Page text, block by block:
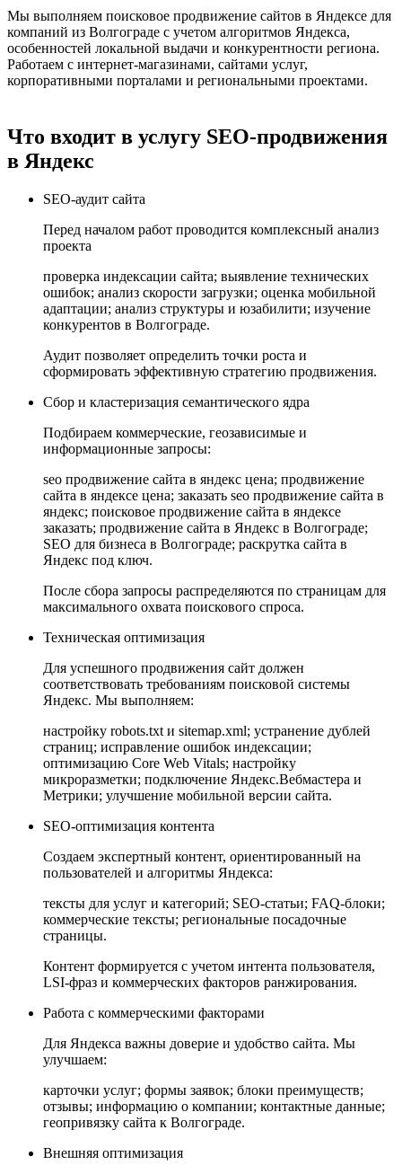
Мы выполняем поисковое продвижение сайтов в Яндексе для
компаний из Волгограде с учетом алгоритмов Яндекса,
особенностей локальной выдачи и конкурентности региона.
Работаем с интернет-магазинами, сайтами услуг,
корпоративными порталами и региональными проектами.
Что входит в услугу SEO-продвижения
в Яндекс
SEO-аудит сайта
Перед началом работ проводится комплексный анализ
проекта
проверка индексации сайта; выявление технических
ошибок; анализ скорости загрузки; оценка мобильной
адаптации; анализ структуры и юзабилити; изучение
конкурентов в Волгограде.
Аудит позволяет определить точки роста и
сформировать эффективную стратегию продвижения.
Сбор и кластеризация семантического ядра
Подбираем коммерческие, геозависимые и
информационные запросы:
seo продвижение сайта в яндекс цена; продвижение
сайта в яндексе цена; заказать seo продвижение сайта в
яндекс; поисковое продвижение сайта в яндексе
заказать; продвижение сайта в Яндекс в Волгограде;
SEO для бизнеса в Волгограде; раскрутка сайта в
Яндекс под ключ.
После сбора запросы распределяются по страницам для
максимального охвата поискового спроса.
Техническая оптимизация
Для успешного продвижения сайт должен
соответствовать требованиям поисковой системы
Яндекс. Мы выполняем:
настройку robots.txt и sitemap.xml; устранение дублей
страниц; исправление ошибок индексации;
оптимизацию Core Web Vitals; настройку
микроразметки; подключение Яндекс.Вебмастера и
Метрики; улучшение мобильной версии сайта.
SEO-оптимизация контента
Создаем экспертный контент, ориентированный на
пользователей и алгоритмы Яндекса:
тексты для услуг и категорий; SEO-статьи; FAQ-блоки;
коммерческие тексты; региональные посадочные
страницы.
Контент формируется с учетом интента пользователя,
LSI-фраз и коммерческих факторов ранжирования.
Работа с коммерческими факторами
Для Яндекса важны доверие и удобство сайта. Мы
улучшаем:
карточки услуг; формы заявок; блоки преимуществ;
отзывы; информацию о компании; контактные данные;
геопривязку сайта к Волгограде.
Внешняя оптимизация